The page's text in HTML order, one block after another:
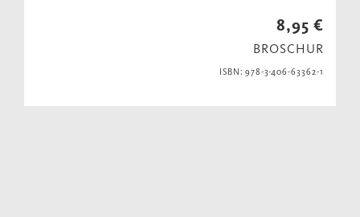
8,95 €
BROSCHUR
ISBN: 978-3-406-63362-1